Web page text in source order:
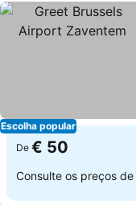
Escolha popular
De € 50
Consulte os preços de